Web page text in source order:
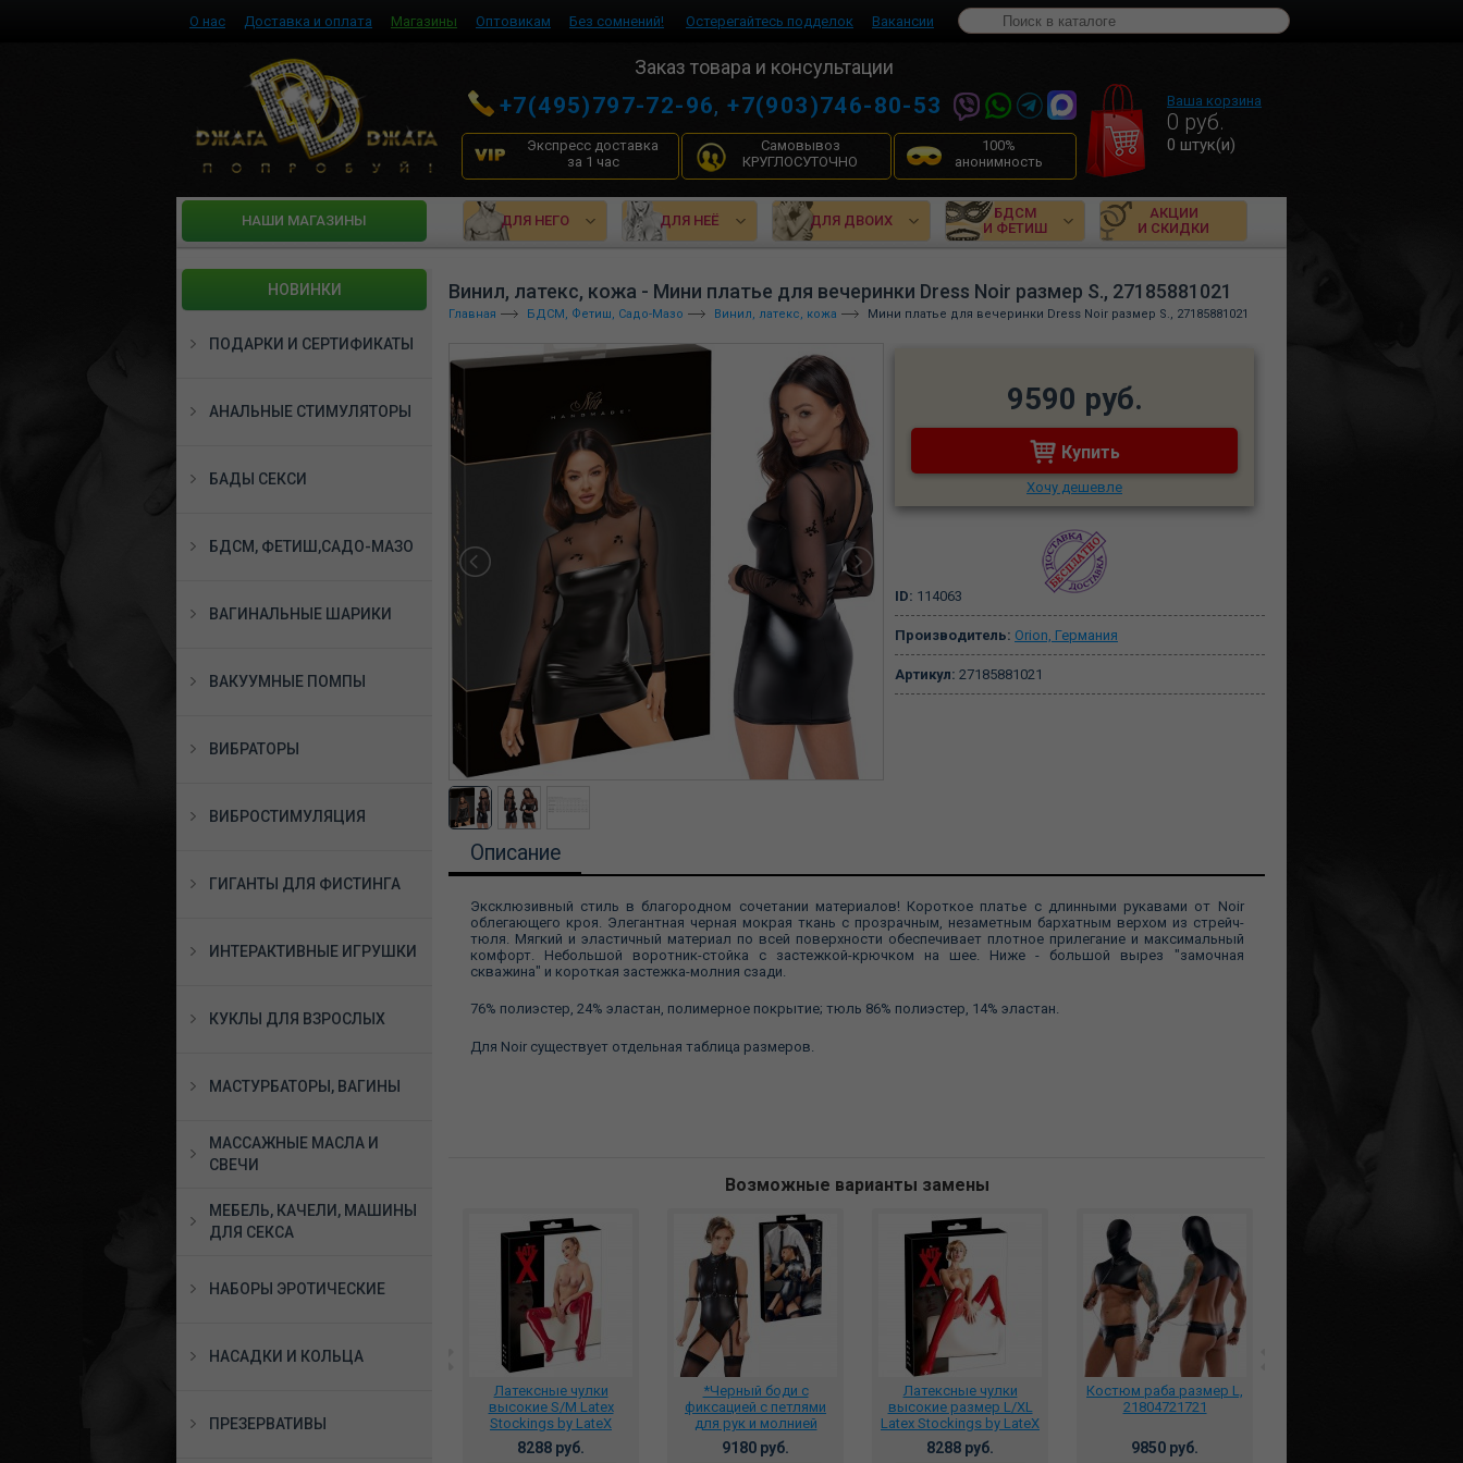
О нас Доставка и оплата Магазины Оптовикам Без сомнений! Остерегайтесь подделок Вакансии
Заказ товара и консультации
+7(495)797-72-96,+7(903)746-80-53
Экспресс доставка
за 1 час
Самовывоз
КРУГЛОСУТОЧНО
100%
анонимность
Ваша корзина
0 руб.
0 штук(и)
HАШИ МАГАЗИНЫ ДЛЯ НЕГО ДЛЯ НЕЁ ДЛЯ ДВОИХ
БДСМ
И ФЕТИШ
АКЦИИ
И СКИДКИ
НОВИНКИ
ПОДАРКИ И СЕРТИФИКАТЫ
АНАЛЬНЫЕ СТИМУЛЯТОРЫ
БАДЫ СЕКСИ
БДСМ, ФЕТИШ,САДО-МАЗО
ВАГИНАЛЬНЫЕ ШАРИКИ
ВАКУУМНЫЕ ПОМПЫ
ВИБРАТОРЫ
ВИБРОСТИМУЛЯЦИЯ
ГИГАНТЫ ДЛЯ ФИСТИНГА
ИНТЕРАКТИВНЫЕ ИГРУШКИ
КУКЛЫ ДЛЯ ВЗРОСЛЫХ
МАСТУРБАТОРЫ, ВАГИНЫ
МАССАЖНЫЕ МАСЛА И
СВЕЧИ
МЕБЕЛЬ, КАЧЕЛИ, МАШИНЫ
ДЛЯ СЕКСА
НАБОРЫ ЭРОТИЧЕСКИЕ
НАСАДКИ И КОЛЬЦА
ПРЕЗЕРВАТИВЫ
Винил, латекс, кожа - Мини платье для вечеринки Dress Noir размер S., 27185881021
Главная БДСМ, Фетиш, Садо-Мазо Винил, латекс, кожа Мини платье для вечеринки Dress Noir размер S., 27185881021
9590 руб.
Купить
Хочу дешевле
ID: 114063
Производитель: Orion, Германия
Артикул: 27185881021
Описание
Эксклюзивный стиль в благородном сочетании материалов! Короткое платье с длинными рукавами от Noir
облегающего кроя. Элегантная черная мокрая ткань с прозрачным, незаметным бархатным верхом из стрейч-
тюля. Мягкий и эластичный материал по всей поверхности обеспечивает плотное прилегание и максимальный
комфорт. Небольшой воротник-стойка с застежкой-крючком на шее. Ниже - большой вырез "замочная
скважина" и короткая застежка-молния сзади.
76% полиэстер, 24% эластан, полимерное покрытие; тюль 86% полиэстер, 14% эластан.
Для Noir существует отдельная таблица размеров.
Возможные варианты замены
S-M 28515471021
Латексные чулки
высокие S/M Latex
Stockings by LateX
красные, 29000413111
8288 руб.
*Черный боди с
фиксацией с петлями
для рук и молнией
Cottelli Collection
Bondage размер M,
9180 руб.
Латексные чулки
высокие размер L/XL
Latex Stockings by LateX
красные, 29000413131
8288 руб.
Костюм раба размер L,
21804721721
9850 руб.